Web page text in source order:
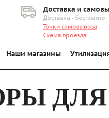
Доставка и
Доставка - бесплатно
Точки самовывоза
Схема проезда
Наши магазины
ДЛЯ